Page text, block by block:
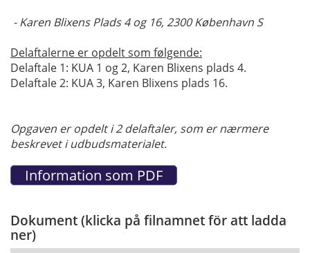
- Karen Blixens Plads 4 og 16, 2300 København S
Delaftalerne er opdelt som følgende:
Delaftale 1: KUA 1 og 2, Karen Blixens plads 4.
Delaftale 2: KUA 3, Karen Blixens plads 16.
Opgaven er opdelt i 2 delaftaler, som er nærmere
beskrevet i udbudsmaterialet.
Dokument (klicka på filnamnet för att ladda
ner)